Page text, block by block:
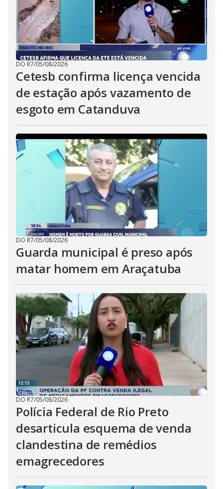
DO R7/05/08/2026
Cetesb confirma licença vencida
de estação após vazamento de
esgoto em Catanduva
DO R7/05/08/2026
Guarda municipal é preso após
matar homem em Araçatuba
DO R7/05/08/2026
Polícia Federal de Rio Preto
desarticula esquema de venda
clandestina de remédios
emagrecedores